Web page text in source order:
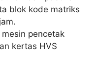
blok kode matriks
pencetak
kertas HVS